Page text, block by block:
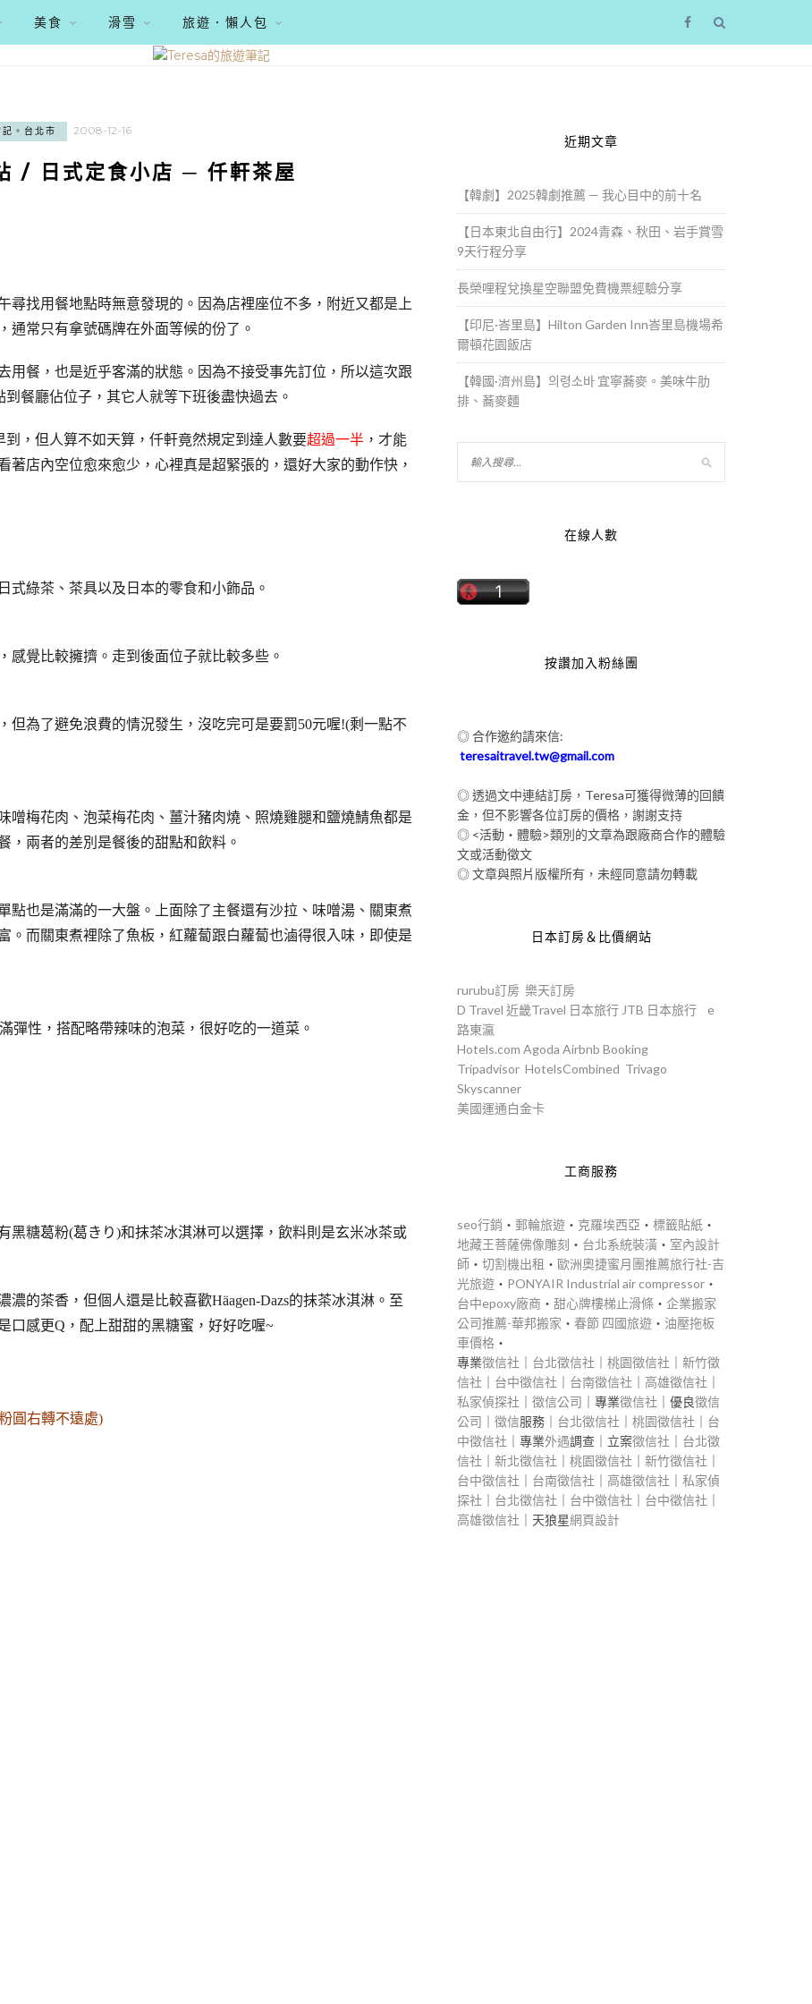
美食 滑雪 旅遊．懶人包
記。台北市 2008-12-16
/ 日式定食小店 ─ 仟軒茶屋
尋找用餐地點時無意發現的。因為店裡座位不多，附近又都是上
通常只有拿號碼牌在外面等候的份了。
用餐，也是近乎客滿的狀態。因為不接受事先訂位，所以這次跟
餐廳佔位子，其它人就等下班後盡快過去。
，但人算不如天算，仟軒竟然規定到達人數要超過一半 ，才能
店內空位愈來愈少，心裡真是超緊張的，還好大家的動作快，
式綠茶、茶具以及日本的零食和小飾品。
感覺比較擁擠。走到後面位子就比較多些。
但為了避免浪費的情況發生，沒吃完可是要罰50元喔!(剩一點不
噌梅花肉、泡菜梅花肉、薑汁豬肉燒、照燒雞腿和鹽燒鯖魚都是
，兩者的差別是餐後的甜點和飲料。
點也是滿滿的一大盤。上面除了主餐還有沙拉、味噌湯、關東煮
。而關東煮裡除了魚板，紅蘿蔔跟白蘿蔔也滷得很入味，即使是
彈性，搭配略帶辣味的泡菜，很好吃的一道菜。
黑糖葛粉(葛きり)和抹茶冰淇淋可以選擇，飲料則是玄米冰茶或
的茶香，但個人還是比較喜歡Häagen-Dazs的抹茶冰淇淋。至
口感更Q，配上甜甜的黑糖蜜，好好吃喔~
圓右轉不遠處)
近期文章
【韓劇】2025韓劇推薦 — 我心目中的前十名
【日本東北自由行】2024青森、秋田、岩手賞雪
9天行程分享
長榮哩程兌換星空聯盟免費機票經驗分享
【印尼·峇里島】Hilton Garden Inn峇里島機場希
爾頓花園飯店
【韓國·濟州島】의령소바 宜寧蕎麥。美味牛肋
排、蕎麥麵
在線人數
按讚加入粉絲團
◎ 合作邀約請來信:
teresaitravel.tw@gmail.com
◎ 透過文中連結訂房，Teresa可獲得微薄的回饋
金，但不影響各位訂房的價格，謝謝支持
◎ <活動‧體驗>類別的文章為跟廠商合作的體驗
文或活動徵文
◎ 文章與照片版權所有，未經同意請勿轉載
日本訂房＆比價網站
rurubu訂房 樂天訂房
D Travel 近畿Travel 日本旅行 JTB 日本旅行
e
路東瀛
Hotels.com Agoda Airbnb Booking
Tripadvisor HotelsCombined Trivago
Skyscanner
美國運通白金卡
工商服務
seo行銷 ‧ 郵輪旅遊 ‧ 克羅埃西亞 ‧ 標籤貼紙 ‧
地藏王菩薩佛像雕刻 ‧ 台北系統裝潢 ‧ 室內設計
師 ‧ 切割機出租 ‧ 歐洲奧捷蜜月團推薦旅行社-吉
光旅遊 ‧ PONYAIR Industrial air compressor ‧
台中epoxy廠商 ‧ 甜心牌樓梯止滑條 ‧ 企業搬家
公司推薦-華邦搬家 ‧ 春節 四國旅遊 ‧ 油壓拖板
車價格 ‧
專業徵信社 台北徵信社 桃園徵信社
新竹徵
信社
台中徵信社 台南徵信社 高雄徵信社
私家偵探社
徵信公司 ｜專業徵信社 ｜優良徵信
公司
徵信服務｜ 台北徵信社 桃園徵信社
台
中徵信社 ｜專業外遇調查｜立案徵信社
台北徵
信社
新北徵信社 桃園徵信社 新竹徵信社
台中徵信社
台南徵信社 高雄徵信社
私家偵
探社
台北徵信社 台中徵信社 台中徵信社
高雄徵信社 ｜天狼星網頁設計